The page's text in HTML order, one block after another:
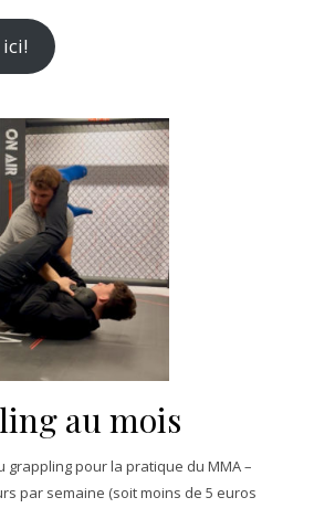
ici!
au mois
grappling pour la pratique du MMA –
par semaine (soit moins de 5 euros